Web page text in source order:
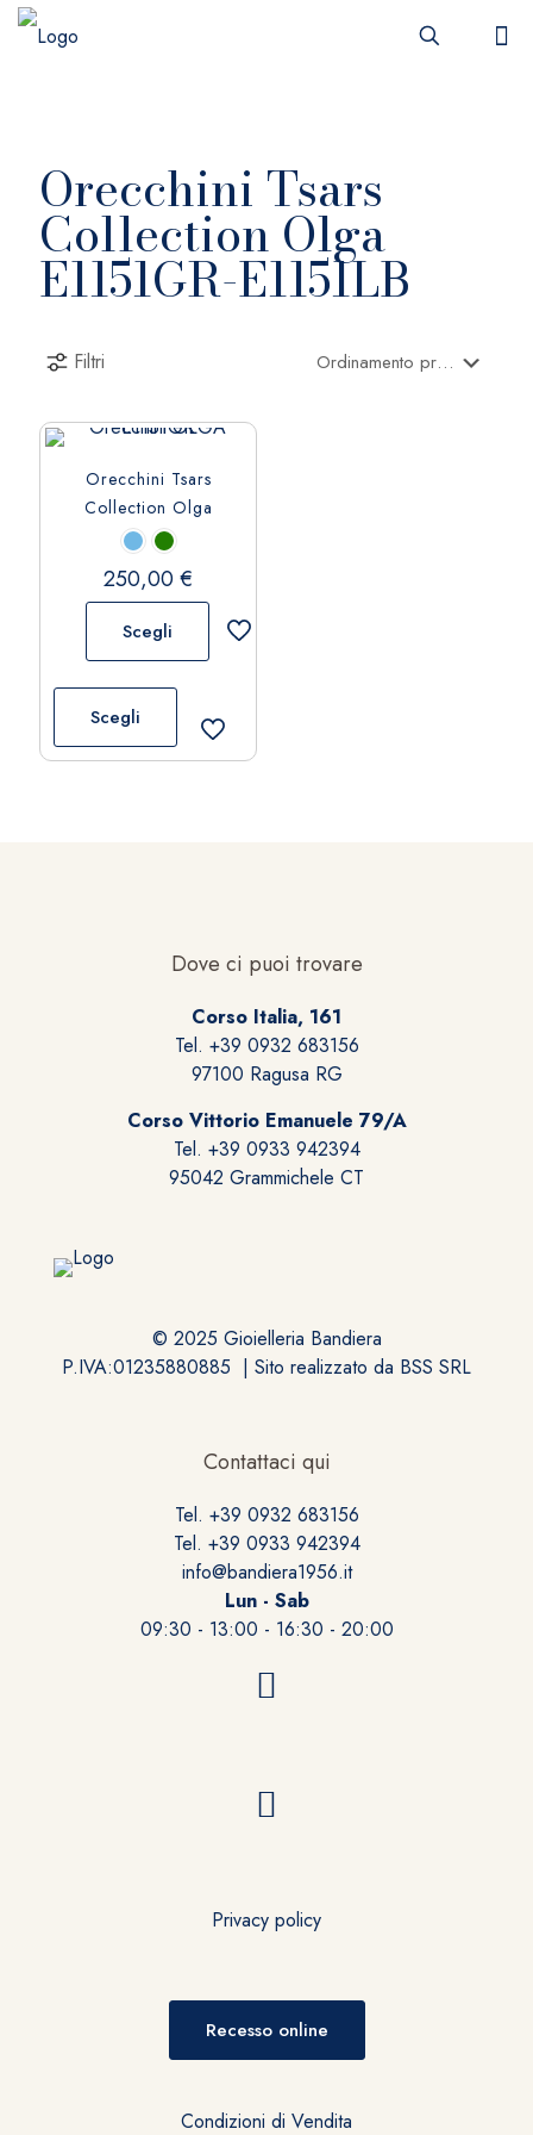
Orecchini Tsars
Collection Olga
E1151GR-E1151LB
Filtri
Orecchini Tsars
Collection Olga
250,00€
Scegli
Scegli
più
nella
del
prodotto
Dove ci puoi trovare
Corso Italia, 161
Tel. +39 0932 683156
97100 Ragusa RG
Corso Vittorio Emanuele 79/A
Tel. +39 0933 942394
95042 Grammichele CT
© 2025 Gioielleria Bandiera
P.IVA:01235880885 | Sito realizzato da BSS SRL
Contattaci qui
Tel. +39 0932 683156
Tel. +39 0933 942394
info@bandiera1956.it
Lun - Sab
09:30 - 13:00 - 16:30 - 20:00
Privacy policy
Recesso online
Condizioni di Vendita